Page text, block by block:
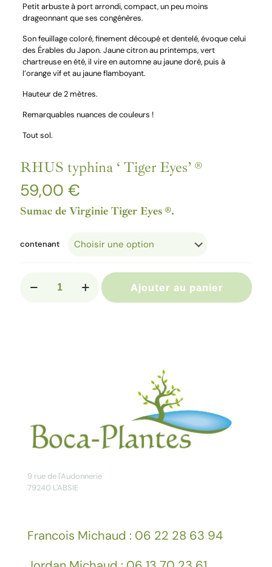
Petit arbuste à port arrondi, compact, un peu moins
drageonnant que ses congénères.
Son feuillage coloré, finement découpé et dentelé, évoque celui
des Érables du Japon. Jaune citron au printemps, vert
chartreuse en été, il vire en automne au jaune doré, puis à
l’orange vif et au jaune flamboyant.
Hauteur de 2 mètres.
Remarquables nuances de couleurs !
Tout sol.
RHUS typhina ‘ Tiger Eyes’ ®
59,00 €
Sumac de Virginie Tiger Eyes ®.
contenant
Ajouter au panier
9 rue de l'Audonnerie
79240 L'ABSIE
Francois Michaud : 06 22 28 63 94